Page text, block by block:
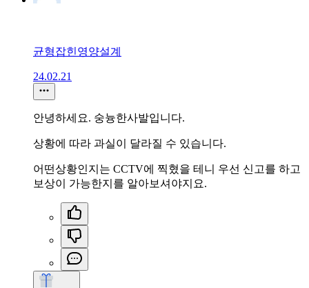
균형잡힌영양설계
24.02.21
안녕하세요. 숭늉한사발입니다.
상황에 따라 과실이 달라질 수 있습니다.
어떤상황인지는 CCTV에 찍혔을 테니 우선 신고를 하고
보상이 가능한지를 알아보셔야지요.